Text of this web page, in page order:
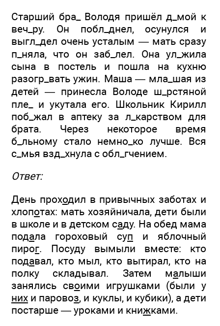
Старший бра_ Володя пришёл д_мой к
веч_ру. Он побл_днел, осунулся и
выгл_дел очень усталым — мать сразу
п_няла, что он заб_лел. Она ул_жила
сына в постель и пошла на кухню
разогр_вать ужин. Маша — мла_шая из
детей — принесла Володе ш_рстяной
пле_ и укутала его. Школьник Кирилл
поб_жал в аптеку за л_карством для
брата. Через некоторое время
б_льному стало немно_ко лучше. Вся
с_мья взд_хнула с обл_гчением.
Ответ:
День проходил в привычных заботах и
хлопотах: мать хозяйничала, дети были
в школе и в детском саду. На обед мама
подала гороховый суп и яблочный
пирог. Посуду вымыли вместе: кто
подавал, кто мыл, кто вытирал, кто на
полку складывал. Затем малыши
занялись своими игрушками (были у
них и паровоз, и куклы, и кубики), а дети
постарше — уроками и книжками.